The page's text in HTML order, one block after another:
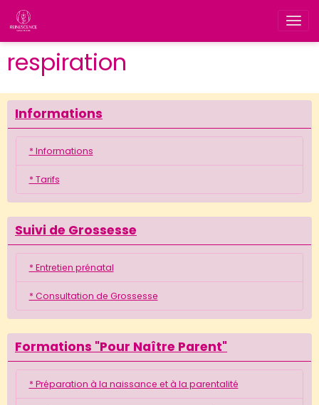
respiration
Informations
* Informations
* Tarifs
Suivi de Grossesse
* Entretien prénatal
* Consultation de Grossesse
Formations "Pour Naître Parent"
* Préparation à la naissance et à la parentalité